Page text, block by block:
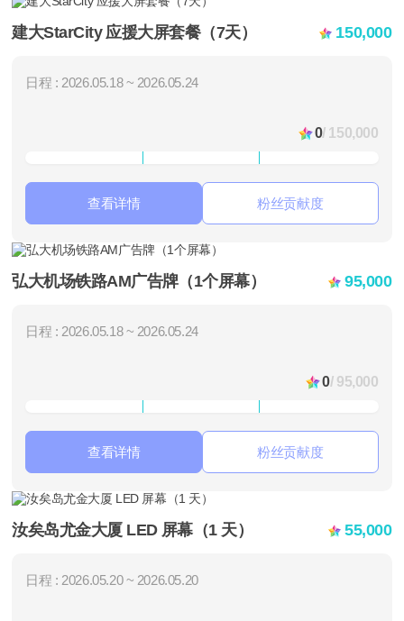
建大StarCity 应援大屏套餐（7天） 150,000
日程 : 2026.05.18 ~ 2026.05.24
0/ 150,000
查看详情 粉丝贡献度
弘大机场铁路AM广告牌（1个屏幕） 95,000
日程 : 2026.05.18 ~ 2026.05.24
0/ 95,000
查看详情 粉丝贡献度
汝矣岛尤金大厦 LED 屏幕（1 天） 55,000
日程 : 2026.05.20 ~ 2026.05.20